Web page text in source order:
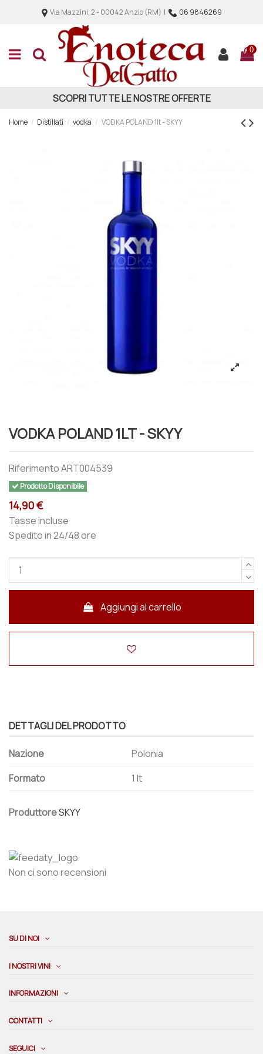
Via Mazzini, 2 - 00042 Anzio (RM) | 06 9846269
0
SCOPRI TUTTE LE NOSTRE OFFERTE
Home Distillati vodka VODKA POLAND 1lt - SKYY
VODKA POLAND 1LT - SKYY
RiferimentoART004539
Prodotto Disponibile
14,90 €
Tasse incluse
Spedito in 24/48 ore
Aggiungi al carrello
DETTAGLI DEL PRODOTTO
Nazione
Polonia
Formato
1 lt
ProduttoreSKYY
Non ci sono recensioni
SU DI NOI
I NOSTRI VINI
INFORMAZIONI
CONTATTI
SEGUICI